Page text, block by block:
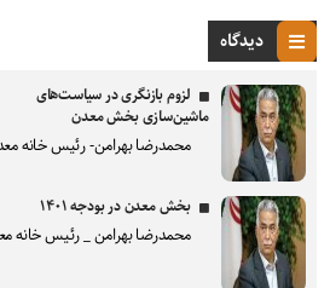
دیدگاه
لزوم بازنگری در سیاست‌های
ماشین‌سازی بخش معدن
محمدرضا بهرامن- رئیس خانه
بخش معدن در بودجه ۱۴۰۱
محمدرضا بهرامن _ رئیس خانه